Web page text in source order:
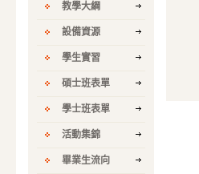
教學大綱
設備資源
學生實習
碩士班表單
學士班表單
活動集錦
畢業生流向